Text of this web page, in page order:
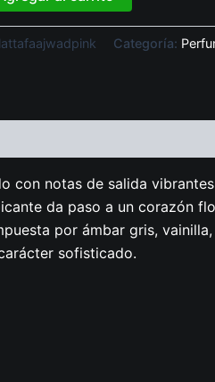
lattafaajwadpink Categoría:
con notas de salida
da paso a un corazón
por ámbar gris,
sofisticado.